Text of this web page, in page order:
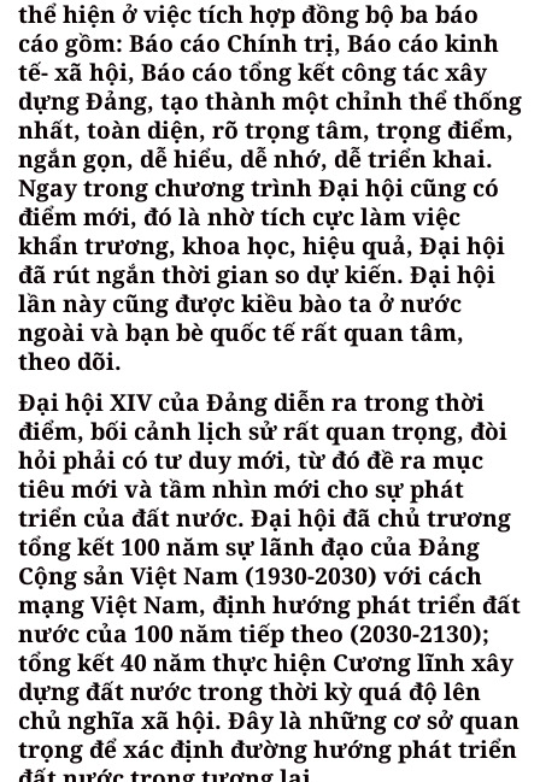
thể hiện ở việc tích hợp đồng bộ ba báo
cáo gồm: Báo cáo Chính trị, Báo cáo kinh
tế- xã hội, Báo cáo tổng kết công tác xây
dựng Đảng, tạo thành một chỉnh thể thống
nhất, toàn diện, rõ trọng tâm, trọng điểm,
ngắn gọn, dễ hiểu, dễ nhớ, dễ triển khai.
Ngay trong chương trình Đại hội cũng có
điểm mới, đó là nhờ tích cực làm việc
khẩn trương, khoa học, hiệu quả, Đại hội
đã rút ngắn thời gian so dự kiến. Đại hội
lần này cũng được kiều bào ta ở nước
ngoài và bạn bè quốc tế rất quan tâm,
theo dõi.
Đại hội XIV của Đảng diễn ra trong thời
điểm, bối cảnh lịch sử rất quan trọng, đòi
hỏi phải có tư duy mới, từ đó đề ra mục
tiêu mới và tầm nhìn mới cho sự phát
triển của đất nước. Đại hội đã chủ trương
tổng kết 100 năm sự lãnh đạo của Đảng
Cộng sản Việt Nam (1930-2030) với cách
mạng Việt Nam, định hướng phát triển đất
nước của 100 năm tiếp theo (2030-2130);
tổng kết 40 năm thực hiện Cương lĩnh xây
dựng đất nước trong thời kỳ quá độ lên
chủ nghĩa xã hội. Đây là những cơ sở quan
trọng để xác định đường hướng phát triển